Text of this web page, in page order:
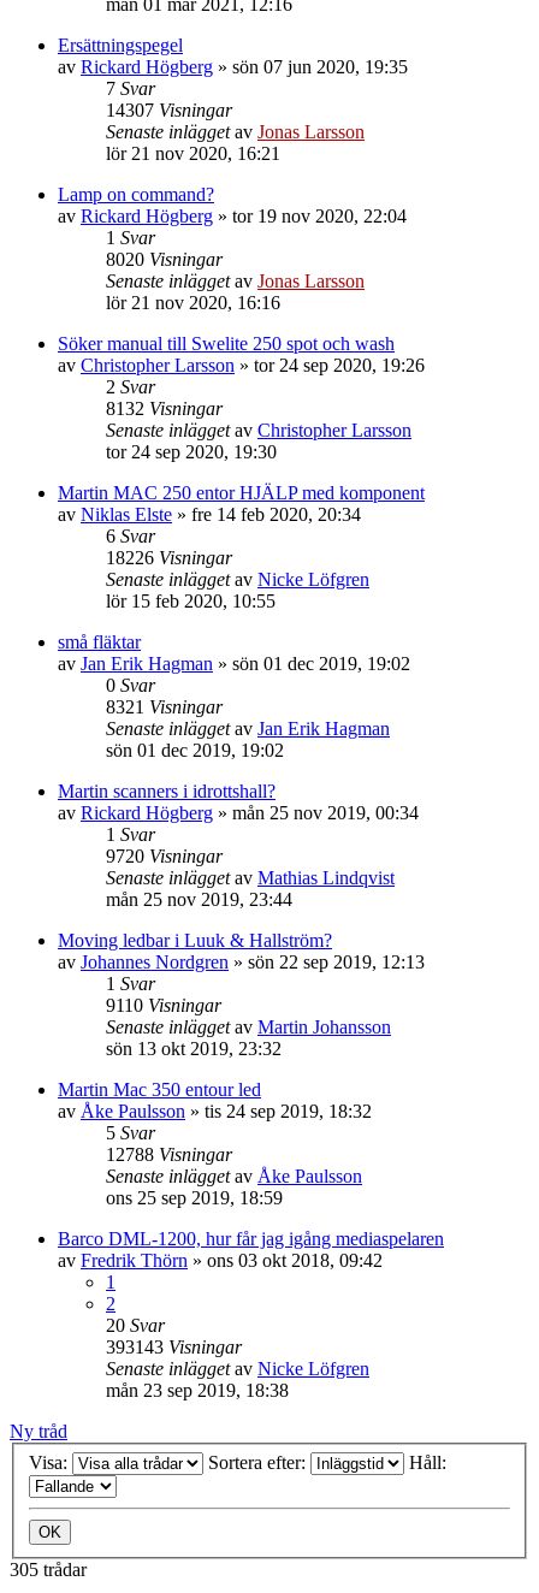
mån 01 mar 2021, 12:16
Ersättningspegel
av Rickard Högberg » sön 07 jun 2020, 19:35
7 Svar
14307 Visningar
Senaste inläggetav Jonas Larsson
lör 21 nov 2020, 16:21
Lamp on command?
av Rickard Högberg » tor 19 nov 2020, 22:04
1 Svar
8020 Visningar
Senaste inläggetav Jonas Larsson
lör 21 nov 2020, 16:16
Söker manual till Swelite 250 spot och wash
av Christopher Larsson » tor 24 sep 2020, 19:26
2 Svar
8132 Visningar
Senaste inläggetav Christopher Larsson
tor 24 sep 2020, 19:30
Martin MAC 250 entor HJÄLP med komponent
av Niklas Elste » fre 14 feb 2020, 20:34
6 Svar
18226 Visningar
Senaste inläggetav Nicke Löfgren
lör 15 feb 2020, 10:55
små fläktar
av Jan Erik Hagman » sön 01 dec 2019, 19:02
0 Svar
8321 Visningar
Senaste inläggetav Jan Erik Hagman
sön 01 dec 2019, 19:02
Martin scanners i idrottshall?
av Rickard Högberg » mån 25 nov 2019, 00:34
1 Svar
9720 Visningar
Senaste inläggetav Mathias Lindqvist
mån 25 nov 2019, 23:44
Moving ledbar i Luuk & Hallström?
av Johannes Nordgren » sön 22 sep 2019, 12:13
1 Svar
9110 Visningar
Senaste inläggetav Martin Johansson
sön 13 okt 2019, 23:32
Martin Mac 350 entour led
av Åke Paulsson » tis 24 sep 2019, 18:32
5 Svar
12788 Visningar
Senaste inläggetav Åke Paulsson
ons 25 sep 2019, 18:59
Barco DML-1200, hur får jag igång mediaspelaren
av Fredrik Thörn » ons 03 okt 2018, 09:42
1
2
20 Svar
393143 Visningar
Senaste inläggetav Nicke Löfgren
mån 23 sep 2019, 18:38
Ny tråd
Visa:
Sortera efter: Håll:
305 trådar